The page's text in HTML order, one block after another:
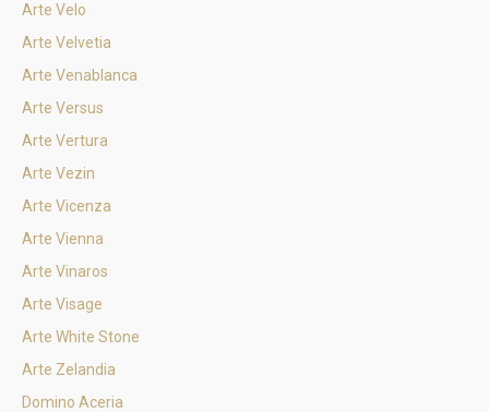
Arte Velo
Arte Velvetia
Arte Venablanca
Arte Versus
Arte Vertura
Arte Vezin
Arte Vicenza
Arte Vienna
Arte Vinaros
Arte Visage
Arte White Stone
Arte Zelandia
Domino Aceria